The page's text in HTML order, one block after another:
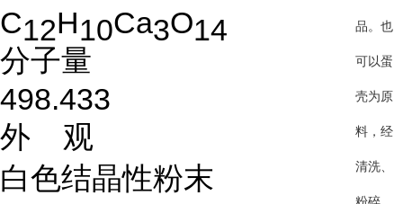
C12H10Ca3O14
分子量
498.433
外 观
白色结晶性粉末
品。也
可以蛋
壳为原
料，经
清洗、
粉碎、